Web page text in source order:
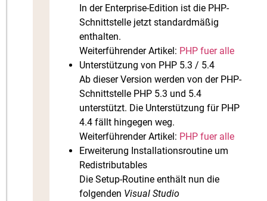
In der Enterprise-Edition ist die PHP-
Schnittstelle jetzt standardmäßig
enthalten.
Weiterführender Artikel: PHP fuer alle
Unterstützung von PHP 5.3 / 5.4
Ab dieser Version werden von der PHP-
Schnittstelle PHP 5.3 und 5.4
unterstützt. Die Unterstützung für PHP
4.4 fällt hingegen weg.
Weiterführender Artikel: PHP fuer alle
Erweiterung Installationsroutine um
Redistributables
Die Setup-Routine enthält nun die
folgenden Visual Studio